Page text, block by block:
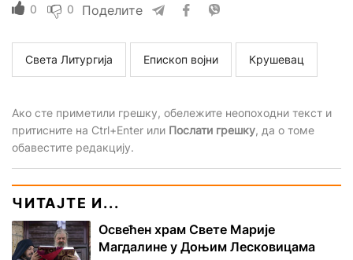
0 0 Поделите
Света Литургија Епископ војни Крушевац
Ако сте приметили грешку, обележите неопоходни текст и
притисните на Ctrl+Enter или Послати грешку, да о томе
обавестите редакцију.
ЧИТАЈТЕ И...
Освећен храм Свете Марије
Магдалине у Доњим Лесковицама